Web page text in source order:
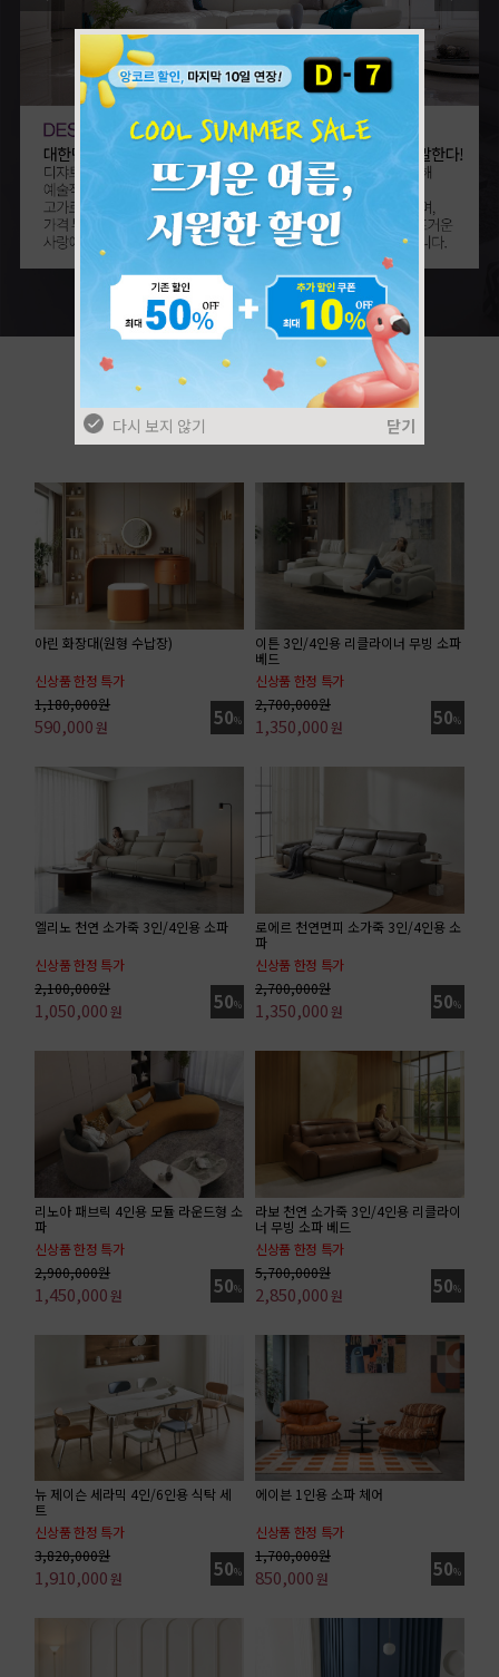
아린 화장대(원형 수납장)
신상품 한정 특가
화장대+거울+스툴 포함
50%
1,180,000원
590,000원
이튼 3인/4인용 리클라이너 무빙 소파
베드
신상품 한정 특가
키즈&펫 프렌들리 소재/ 4인 소파 기준가
50%
2,700,000원
1,350,000원
엘리노 천연 소가죽 3인/4인용 소파
신상품 한정 특가
기획특가 / 4인 소파 기준가
50%
2,100,000원
1,050,000원
로에르 천연면피 소가죽 3인/4인용 소
파
신상품 한정 특가
기획특가/4인 소파 기준가
50%
2,700,000원
1,350,000원
리노아 패브릭 4인용 모듈 라운드형 소
파
신상품 한정 특가
기획특가 / 4인 소파 기준가
50%
2,900,000원
1,450,000원
라보 천연 소가죽 3인/4인용 리클라이
너 무빙 소파 베드
신상품 한정 특가
4인 소파 기준가
50%
5,700,000원
2,850,000원
뉴 제이슨 세라믹 4인/6인용 식탁 세
트
신상품 한정 특가
6인 세트 기준가(식탁 + 의자 3ea + 벤치)
50%
3,820,000원
1,910,000원
에이븐 1인용 소파 체어
신상품 한정 특가
패브릭 소파 기준가
50%
1,700,000원
850,000원
다시 보지 않기 닫기